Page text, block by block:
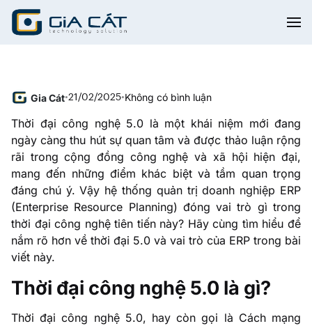
Gia Cát•21/02/2025•Không có bình luận
Thời đại công nghệ 5.0 là một khái niệm mới đang
ngày càng thu hút sự quan tâm và được thảo luận rộng
rãi trong cộng đồng công nghệ và xã hội hiện đại,
mang đến những điểm khác biệt và tầm quan trọng
đáng chú ý. Vậy hệ thống quản trị doanh nghiệp ERP
(Enterprise Resource Planning) đóng vai trò gì trong
thời đại công nghệ tiên tiến này? Hãy cùng tìm hiểu để
nắm rõ hơn về thời đại 5.0 và vai trò của ERP trong bài
viết này.
Thời đại công nghệ 5.0 là gì?
Thời đại công nghệ 5.0, hay còn gọi là Cách mạng